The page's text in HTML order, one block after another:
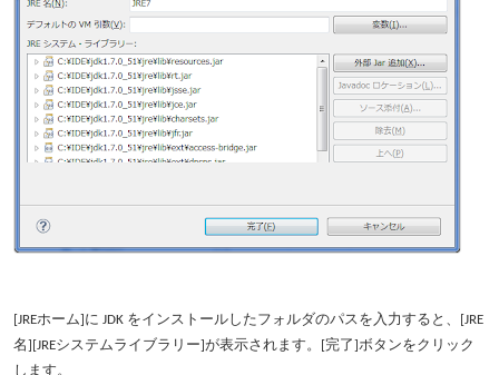
[JREホーム]に JDK をインストールしたフォルダのパスを入力すると、[JRE
名][JREシステムライブラリー]が表示されます。[完了]ボタンをクリック
します。